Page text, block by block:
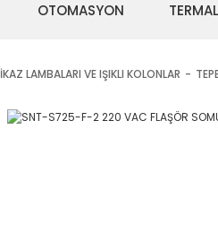
OTOMASYON
İKAZ LAMBALARI VE IŞIKLI KOLONLAR